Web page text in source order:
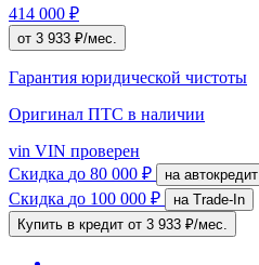
414 000 ₽
от 3 933 ₽/мес.
Гарантия юридической чистоты
Оригинал ПТС в наличии
vin VIN проверен
Скидка до 80 000 ₽ на автокредит
Скидка до 100 000 ₽
на Trade-In
Купить в кредит от 3 933 ₽/мес.